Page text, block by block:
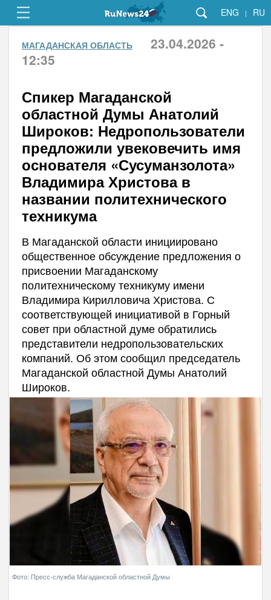
ENG | RU
МАГАДАНСКАЯ ОБЛАСТЬ
23.04.2026 -
12:35
Спикер Магаданской
областной Думы Анатолий
Широков: Недропользователи
предложили увековечить имя
основателя «Сусуманзолота»
Владимира Христова в
названии политехнического
техникума
В Магаданской области инициировано
общественное обсуждение предложения о
присвоении Магаданскому
политехническому техникуму имени
Владимира Кирилловича Христова. С
соответствующей инициативой в Горный
совет при областной думе обратились
представители недропользовательских
компаний. Об этом сообщил председатель
Магаданской областной Думы Анатолий
Широков.
Фото: Пресс-служба Магаданской областной Думы